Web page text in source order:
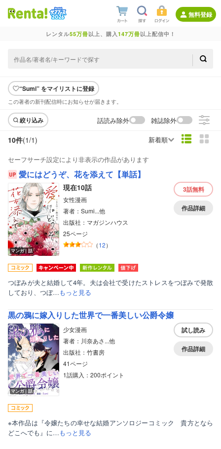
無料登録
レンタル55万冊以上、購入147万冊以上配信中！
“Sumi” をマイリストに登録
この著者の新刊配信時にお知らせが届きます。
絞り込み 話読み除外 雑誌除外
10件(1/1) 新着順
セーフサーチ設定により非表示の作品があります
愛にはどうぞ、花を添えて【単話】
マンガ｜話
現在10話
女性漫画
著者：Sumi...他
出版社：マガジンハウス
25ページ
（12）
3話無料
作品詳細
つぼみが夫と結婚して4年。夫は会社で受けたストレスをつぼみで発散
しており、つぼ…もっと見る
黒の鴉に嫁入りした世界で一番美しい公爵令嬢
マンガ｜話
少女漫画
著者：川奈あさ...他
出版社：竹書房
41ページ
1話購入：200ポイント
試し読み
作品詳細
※本作品は『令嬢たちの幸せな結婚アンソロジーコミック 貴方となら
どこへでも』に…もっと見る